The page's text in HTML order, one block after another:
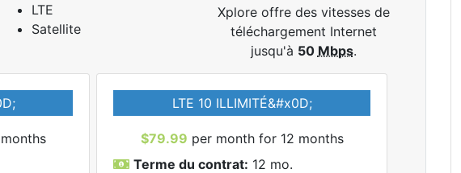
LTE
Satellite
Xplore offre des vitesses de
téléchargement Internet
jusqu'à 50 Mbps.
LTE 10 ILLIMITÉ&#x0D;
$79.99 per month for 12 months
Terme du contrat: 12 mo.